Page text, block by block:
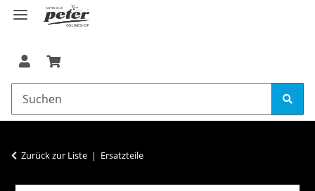
Zurück zur Liste Ersatzteile